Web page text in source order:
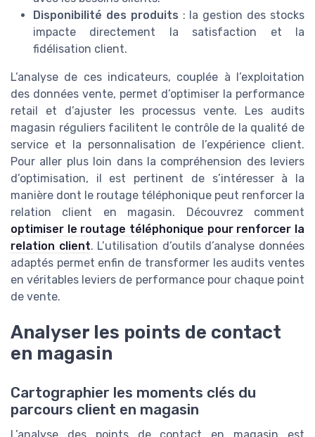
Disponibilité des produits : la gestion des stocks
impacte directement la satisfaction et la
fidélisation client.
L’analyse de ces indicateurs, couplée à l’exploitation
des données vente, permet d’optimiser la performance
retail et d’ajuster les processus vente. Les audits
magasin réguliers facilitent le contrôle de la qualité de
service et la personnalisation de l’expérience client.
Pour aller plus loin dans la compréhension des leviers
d’optimisation, il est pertinent de s’intéresser à la
manière dont le routage téléphonique peut renforcer la
relation client en magasin. Découvrez comment
optimiser le routage téléphonique pour renforcer la
relation client. L’utilisation d’outils d’analyse données
adaptés permet enfin de transformer les audits ventes
en véritables leviers de performance pour chaque point
de vente.
Analyser les points de contact
en magasin
Cartographier les moments clés du
parcours client en magasin